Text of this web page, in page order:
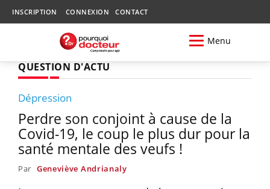
INSCRIPTION CONNEXION CONTACT
Menu
QUESTION D'ACTU
Dépression
Perdre son conjoint à cause de la
Covid-19, le coup le plus dur pour la
santé mentale des veufs !
Par Geneviève Andrianaly